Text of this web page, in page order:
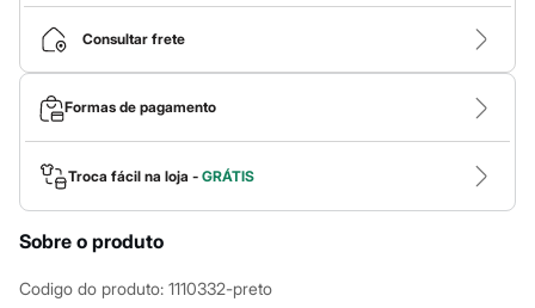
Jeans
Macacões
Saias
Shorts e Bermudas
Vestidos
Acessórios
Bolsas
Bonés e Chapéus
Bijoux
Cintos
Relógios
Botas
Consultar frete
Formas de pagamento
Troca fácil na loja - GRÁTIS
Sobre o produto
Codigo do produto: 1110332-preto